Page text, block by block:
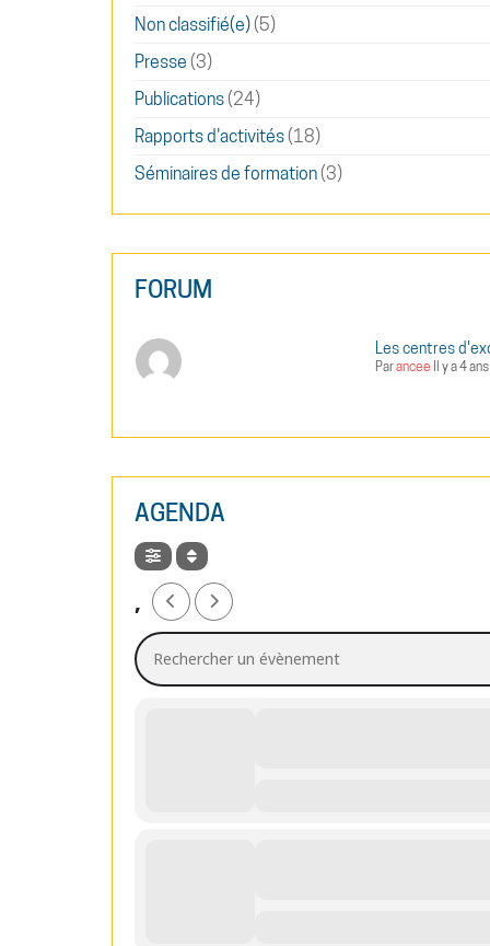
Non classifié(e)(5)
Presse (3)
Publications(24)
Rapports d'activités(18)
Séminaires de formation(3)
FORUM
Les centres
Parancee Il y a 4 ans
AGENDA
,
Rechercher un évènement